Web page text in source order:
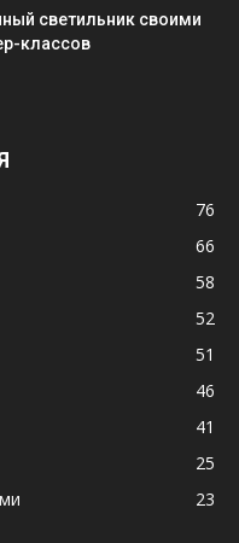
светильник своими
классов
76
66
58
52
51
46
41
25
23